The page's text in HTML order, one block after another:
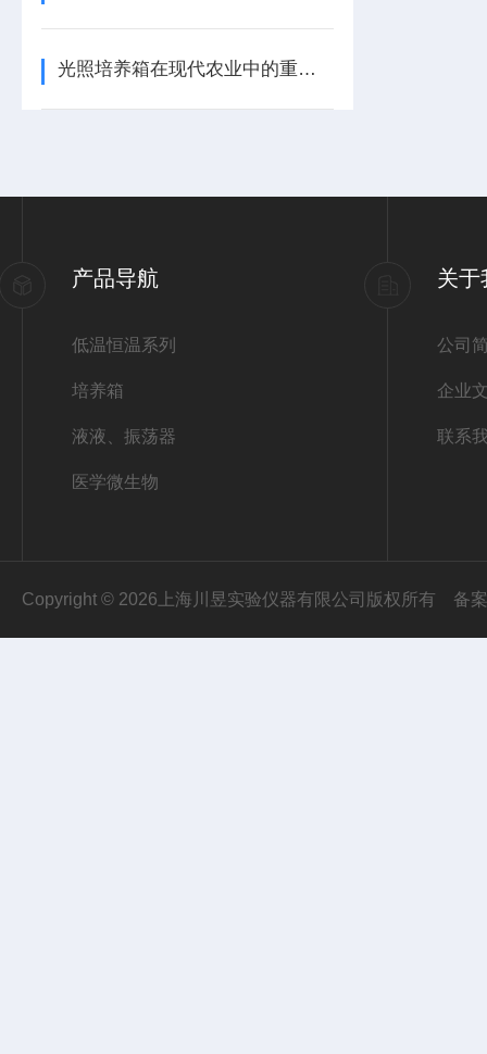
光照培养箱在现代农业中的重要角色
产品导航
低温恒温系列
培养箱
液液、振荡器
医学微生物
关于
公司
企业
联系
Copyright © 2026上海川昱实验仪器有限公司版权所有 备